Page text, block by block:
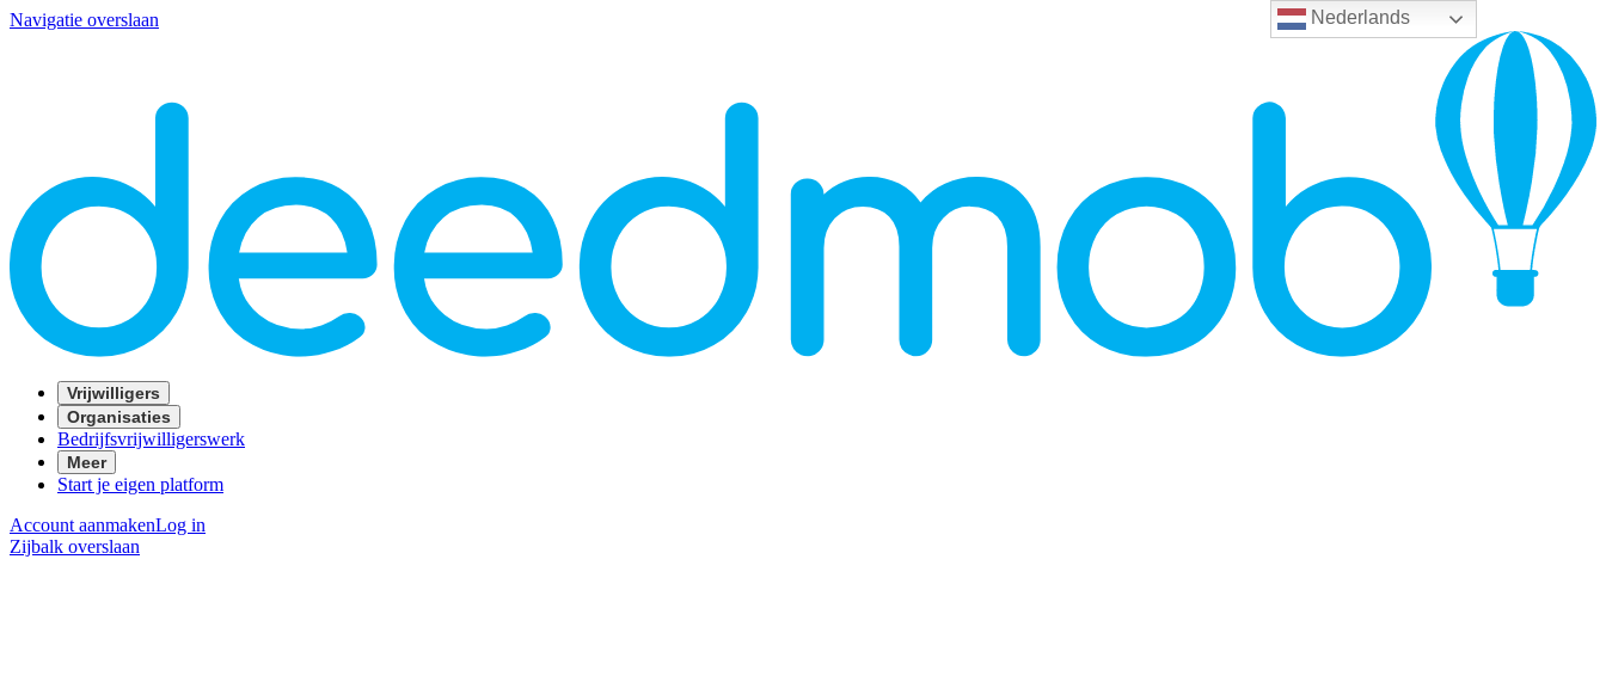
Nederlands
Navigatie overslaan
Vrijwilligers
Organisaties
Bedrijfsvrijwilligerswerk
Meer
Start je eigen platform
Account aanmakenLog in
Zijbalk overslaan